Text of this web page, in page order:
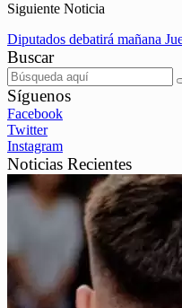
Siguiente Noticia
Diputados debatirá mañana
Buscar
Síguenos
Facebook
Twitter
Instagram
Noticias Recientes